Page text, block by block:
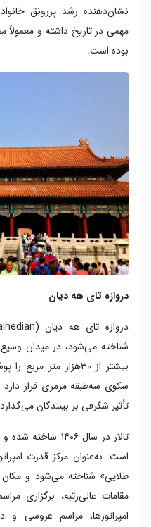
نشان‌دهنده رشد پررونق
مهمی در تاریخ داشته و معمولاً
بوده است.
دروازه تای هه دیان
شناخته می‌شود، در میدان
بیشتر از ۳۰هزار متر
سکوی سه‌‌طبقه مرمری قرار
تأثیر شگرفی بر بینندگان
تالار در سال
است. به‌عنوان مرکز قدرت
طلایی» شناخته می‌شود و مکان
مقامات عالی‌رتبه، برگزاری
امپراتورها، مراسم عروسی